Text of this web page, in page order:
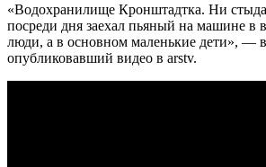
«Водохранилище Кронштадтка. Ни
посреди дня заехал пьяный на машине в
люди, а в основном маленькие дети», —
опубликовавший видео в arstv.